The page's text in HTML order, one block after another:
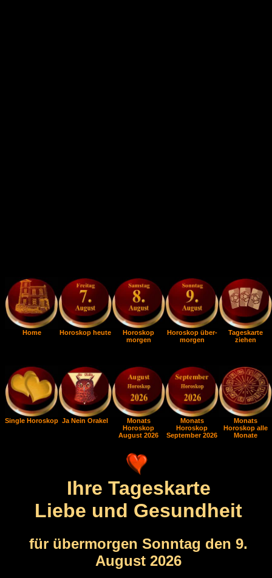
Home Horoskop heute
Horoskop
morgen
Horoskop über-
morgen
Tageskarte
ziehen
Single Horoskop Ja Nein Orakel
Monats
Horoskop
August 2026
Monats
Horoskop
September 2026
Monats
Horoskop alle
Monate
Ihre Tageskarte
Liebe und Gesundheit
für übermorgen Sonntag den 9.
August 2026